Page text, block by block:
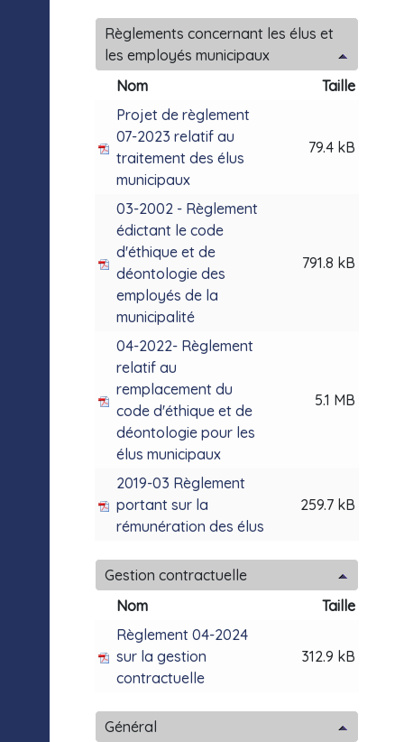
Règlements concernant les élus et
les employés municipaux
Nom
Taille
Projet de règlement
07-2023 relatif au
traitement des élus
municipaux
79.4 kB
03-2002 - Règlement
édictant le code
d'éthique et de
déontologie des
employés de la
municipalité
791.8 kB
04-2022- Règlement
relatif au
remplacement du
code d'éthique et de
déontologie pour les
élus municipaux
5.1 MB
2019-03 Règlement
portant sur la
rémunération des élus
259.7 kB
Gestion contractuelle
Nom
Taille
Règlement 04-2024
sur la gestion
contractuelle
312.9 kB
Général